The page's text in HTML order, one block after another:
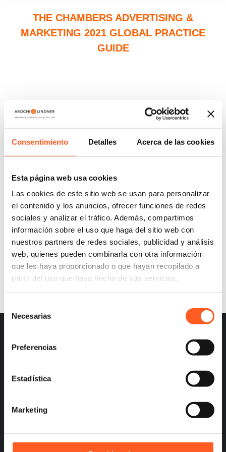
Consentimiento Detalles Acerca de las cookies
Esta página web usa cookies
Las cookies de este sitio web se usan para personalizar
el contenido y los anuncios, ofrecer funciones de redes
sociales y analizar el tráfico. Además, compartimos
información sobre el uso que haga del sitio web con
nuestros partners de redes sociales, publicidad y análisis
web, quienes pueden combinarla con otra información
que les haya proporcionado o que hayan recopilado a
partir del uso que haya hecho de sus servicios.
Necesarias
Preferencias
Estadística
Marketing
THE CHAMBERS ADVERTISING &
MARKETING 2021 GLOBAL PRACTICE
GUIDE
Click here to read the Chambers Advertising &
Marketing 2021 Global Practice Guide.
– Careers